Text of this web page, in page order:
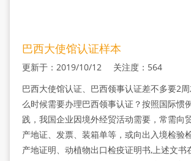
巴西大使馆认证样本
更新于：2019/10/12 关注度：564
巴西大使馆认证、巴西领事认证差不多要2
么时候需要办理巴西领事认证？按照国际惯
践，我国企业因境外经贸活动需要，常需向
产地证、发票、装箱单等，或向出入境检验
产地证明、动植物出口检疫证明书,上述文书